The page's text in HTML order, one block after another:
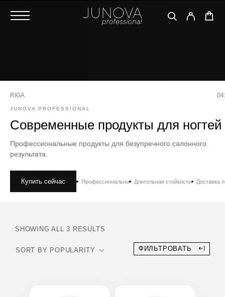
RIGA
JUNOVA PROFESSIONAL
Современные продукты для ногтей
Профессиональные продукты для безупречного салонного
результата.
Купить сейчас Профессионально Длительная стойкость Доставка
SHOWING ALL 3 RESULTS
ФИЛЬТРОВАТЬ